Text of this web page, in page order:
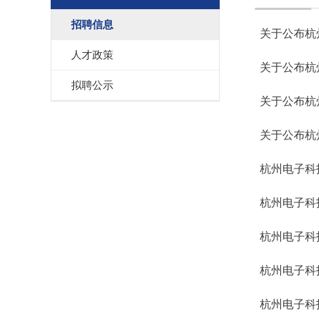
招聘信息
人才政策
拟聘公示
关于公布
关于公布
关于公布
关于公布
杭州电子科
杭州电子科
杭州电子科
杭州电子科
杭州电子